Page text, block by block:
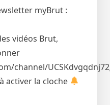
myBrut :
vidéos Brut,
channel/
activer la cloche